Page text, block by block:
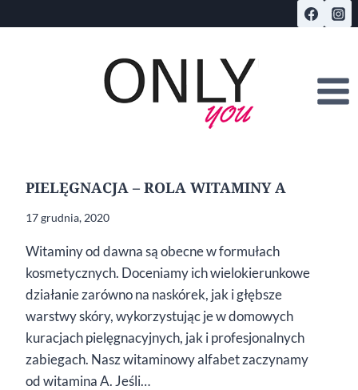
do
PIELĘGNACJA – ROLA WITAMINY A
17 grudnia, 2020
Witaminy od dawna są obecne w formułach
kosmetycznych. Doceniamy ich wielokierunkowe
działanie zarówno na naskórek, jak i głębsze
warstwy skóry, wykorzystując je w domowych
kuracjach pielęgnacyjnych, jak i profesjonalnych
zabiegach. Nasz witaminowy alfabet zaczynamy
od witamina A. Jeśli…